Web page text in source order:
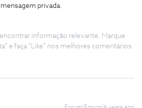
privada.
informação relevante. Marque
e faça "Like" nos melhores comentários.